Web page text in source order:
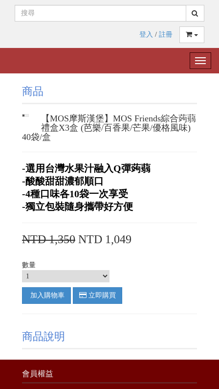
登入 / 註冊
Toggle
商品
【MOS摩斯漢堡】MOS Friends綜合蒟蒻
禮盒X3盒 (芭樂/百香果/芒果/優格風味)
40袋/盒
-選用台灣水果汁融入Q彈蒟蒻
-酸酸甜甜濃郁順口
-4種口味各10袋一次享受
-獨立包裝隨身攜帶好方便
NTD 1,350 NTD 1,049
數量
加入購物車 立即購買
商品說明
會員權益